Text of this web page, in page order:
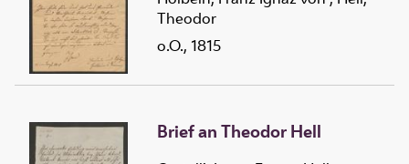
Theodor
o.O., 1815
Brief an Theodor Hell